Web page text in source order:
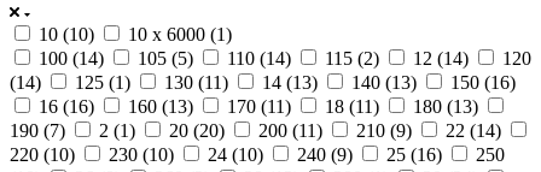
10 (10) 10 x 6000 (1)
100 (14) 105 (5) 110 (14) 115 (2) 12 (14)
120
(14) 125 (1) 130 (11) 14 (13) 140 (13) 150 (16)
16 (16) 160 (13) 170 (11) 18 (11) 180 (13)
190 (7) 2 (1) 20 (20) 200 (11) 210 (9) 22 (14)
220 (10) 230 (10) 24 (10) 240 (9) 25 (16)
250